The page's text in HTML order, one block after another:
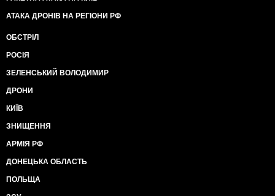
АТАКА ДРОНІВ НА РЕГІОНИ РФ
ОБСТРІЛ
РОСІЯ
ЗЕЛЕНСЬКИЙ ВОЛОДИМИР
ДРОНИ
КИЇВ
ЗНИЩЕННЯ
АРМІЯ РФ
ДОНЕЦЬКА ОБЛАСТЬ
ПОЛЬЩА